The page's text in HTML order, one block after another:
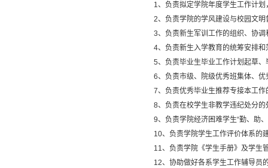
1、负责拟定学院年度学生工作计
2、负责学院的学风建设与校园文明
3、负责新生军训工作的组织、协调
4、负责新生入学教育的统筹安排和
5、负责毕业生毕业工作计划起草
6、负责市级、院级优秀班集体、
7、负责优秀毕业生推荐专接本工作
8、负责在校学生非教学违纪处分的
9、负责学院经济困难学生“勤、助
10、负责学院学生工作评价体系的
11、负责学院《学生手册》及学生
12、协助做好各系学生工作辅导员